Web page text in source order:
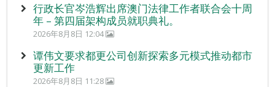
行政长官岑浩辉出席澳门法律工作者联合会十周
年 – 第四届架构成员就职典礼。
2026年8月8日 12:04
谭伟文要求都更公司创新探索多元模式推动都市
更新工作
2026年8月8日 11:28